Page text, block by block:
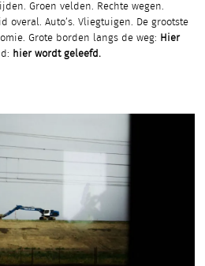
Groen velden. Rechte wegen.
overal. Auto’s. Vliegtuigen. De grootste
Grote borden langs de weg: Hier
hier wordt geleefd.